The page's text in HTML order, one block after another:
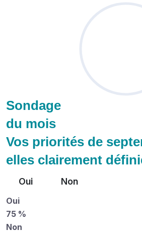
Sondage
du mois
Vos priorités de
elles clairement
Oui Non
Oui
75 %
Non